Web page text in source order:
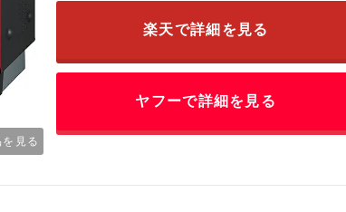
見る
楽天で詳細を見る
ヤフーで詳細を見る